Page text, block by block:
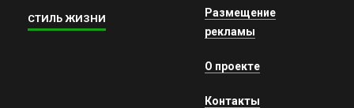
СТИЛЬ ЖИЗНИ
Размещение
рекламы
О проекте
Контакты